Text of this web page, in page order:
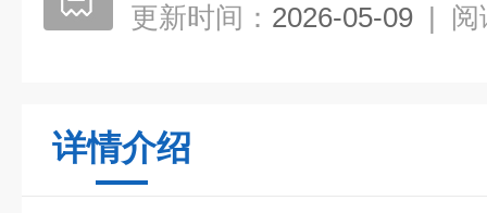
更新时间： 2026-05-09 | 阅
详情介绍